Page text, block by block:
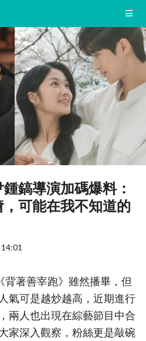
鍾鎬導演加碼爆料：
，可能在我不知道的
著善宰跑》雖然播畢，但
氣可是越炒越高，近期進行
兩人也出現在綜藝節目中合
家深入觀察，粉絲更是敲碗